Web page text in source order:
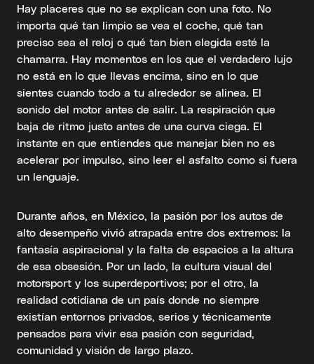
Hay placeres que no se explican con una foto. No
importa qué tan limpio se vea el coche, qué tan
preciso sea el reloj o qué tan bien elegida esté la
chamarra. Hay momentos en los que el verdadero lujo
no está en lo que llevas encima, sino en lo que
sientes cuando todo a tu alrededor se alinea. El
sonido del motor antes de salir. La respiración que
baja de ritmo justo antes de una curva ciega. El
instante en que entiendes que manejar bien no es
acelerar por impulso, sino leer el asfalto como si fuera
un lenguaje.
Durante años, en México, la pasión por los autos de
alto desempeño vivió atrapada entre dos extremos: la
fantasía aspiracional y la falta de espacios a la altura
de esa obsesión. Por un lado, la cultura visual del
motorsport y los superdeportivos; por el otro, la
realidad cotidiana de un país donde no siempre
existían entornos privados, serios y técnicamente
pensados para vivir esa pasión con seguridad,
comunidad y visión de largo plazo.